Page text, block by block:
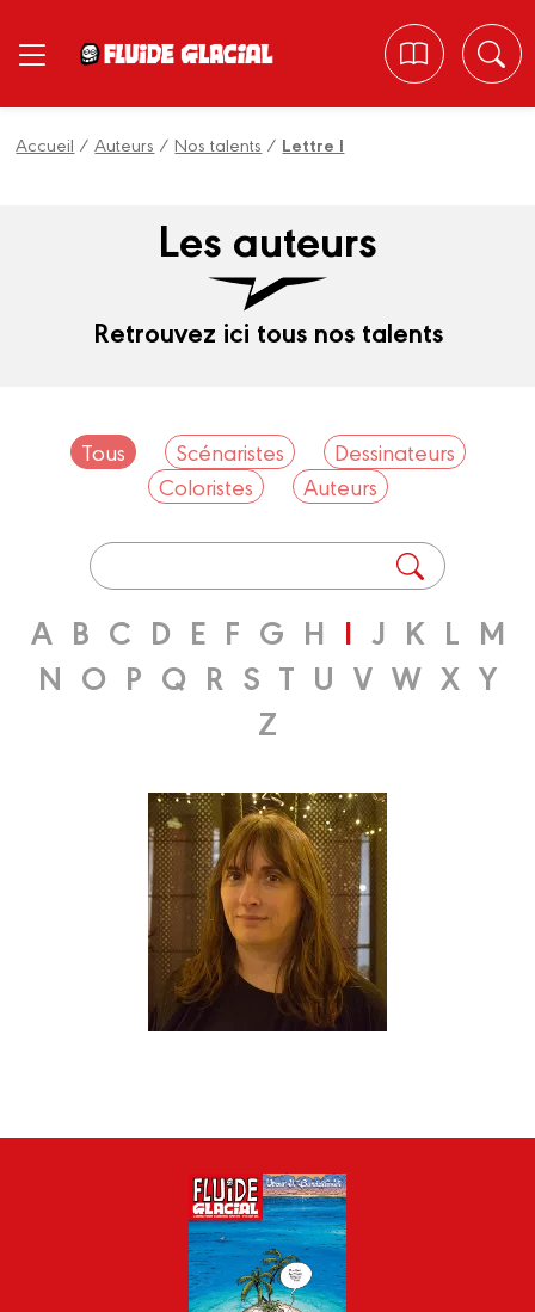
Accueil /Auteurs /Nos talents / Lettre I
Les auteurs
Retrouvez ici tous nos talents
Tous Scénaristes
Dessinateurs
Coloristes
Auteurs
A B C D E F G H I J K L M
N O P Q R S T U V W X Y
Z
Auteur
Dessinateur
ISA
Biographie
Albums